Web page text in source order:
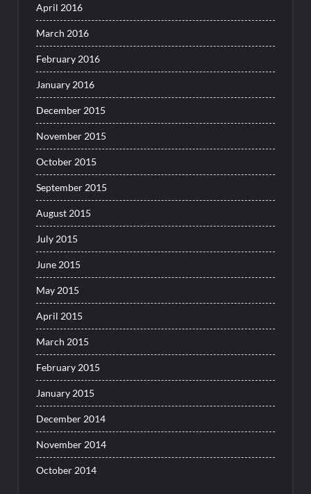
April 2016
March 2016
February 2016
January 2016
December 2015
November 2015
October 2015
September 2015
August 2015
July 2015
June 2015
May 2015
April 2015
March 2015
February 2015
January 2015
December 2014
November 2014
October 2014